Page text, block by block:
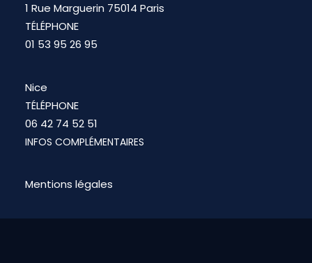
1 Rue Marguerin 75014 Paris
TÉLÉPHONE
01 53 95 26 95
Nice
TÉLÉPHONE
06 42 74 52 51
INFOS COMPLÉMENTAIRES
Mentions légales